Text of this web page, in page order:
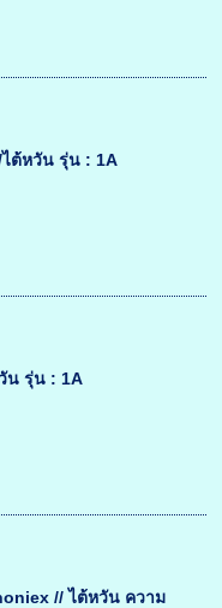
ไต้หวัน รุ่น : 1A
น รุ่น : 1A
// ไต้หวัน ความ